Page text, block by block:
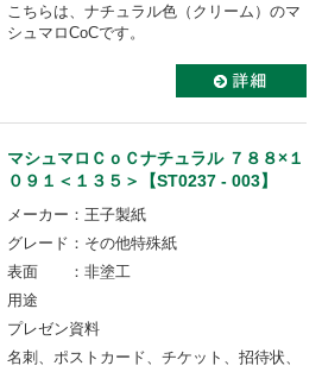
こちらは、ナチュラル色（クリーム）のマ
シュマロCoCです。
マシュマロＣｏＣナチュラル ７８８×１
０９１＜１３５＞【ST0237 - 003】
メーカー：王子製紙
グレード：その他特殊紙
表面 ：非塗工
用途
プレゼン資料
名刺、ポストカード、チケット、招待状、